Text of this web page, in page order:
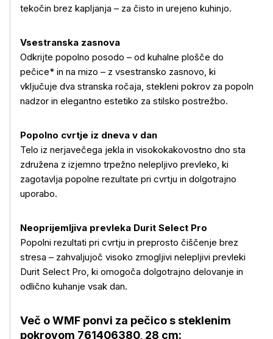
Več o izdelku
tekočin brez kapljanja – za čisto in urejeno kuhinjo.
Vsestranska zasnova
Odkrijte popolno posodo – od kuhalne plošče do
pečice* in na mizo – z vsestransko zasnovo, ki
vključuje dva stranska ročaja, stekleni pokrov za popoln
nadzor in elegantno estetiko za stilsko postrežbo.
Popolno cvrtje iz dneva v dan
Telo iz nerjavečega jekla in visokokakovostno dno sta
združena z izjemno trpežno nelepljivo prevleko, ki
zagotavlja popolne rezultate pri cvrtju in dolgotrajno
uporabo.
Neoprijemljiva prevleka Durit Select Pro
Popolni rezultati pri cvrtju in preprosto čiščenje brez
stresa – zahvaljujoč visoko zmogljivi nelepljivi prevleki
Durit Select Pro, ki omogoča dolgotrajno delovanje in
odlično kuhanje vsak dan.
Več oWMF ponvi za pečico s steklenim
pokrovom 761406380, 28 cm: